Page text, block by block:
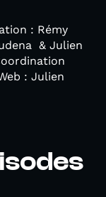
: Rémy
& Julien
: Julien